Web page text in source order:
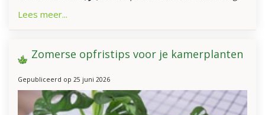
Lees meer...
Zomerse opfristips voor je kamerplanten
Gepubliceerd op 25 juni 2026